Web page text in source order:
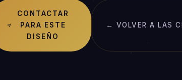
CONTACTAR
PARA ESTE
DISEÑO
← VOLVER A LAS